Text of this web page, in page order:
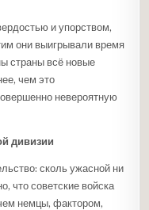
и упорством,
они выигрывали время
страны всё новые
чем это
невероятную
дивизии
сколь ужасной ни
что советские войска
немцы, фактором,